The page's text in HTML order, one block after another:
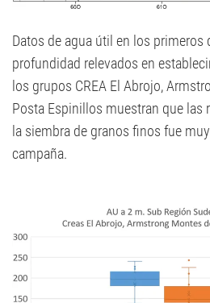
Datos de agua útil en los primeros
profundidad relevados en
los grupos CREA El Abrojo,
Posta Espinillos muestran que las
la siembra de granos finos fue
campaña.